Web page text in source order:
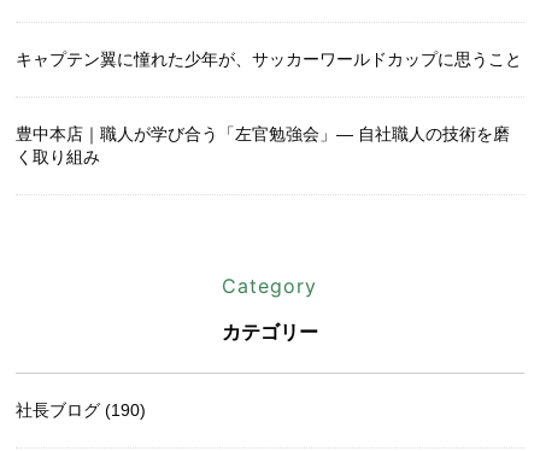
キャプテン翼に憧れた少年が、サッカーワールドカップに思うこと
豊中本店｜職人が学び合う「左官勉強会」― 自社職人の技術を磨
く取り組み
Category
カテゴリー
社長ブログ (190)